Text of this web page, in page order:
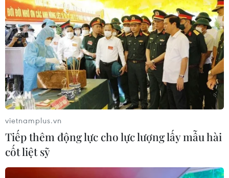
tông của xe tải cẩu, 2 người thoát
chết
06/08/2026 09:00
Dự án mở rộng đường Nguyễn Tuân
tăng kết nối khu vực phía Tây Nam
Hà Nội
06/08/2026 08:19
Đắk Lắk: Điều tra, khắc phục sự cố
nhiều phương tiện thủng lốp trên
cao tốc
vietnamplus.vn
Tiếp thêm động lực cho lực lượng lấy mẫu hài
cốt liệt sỹ